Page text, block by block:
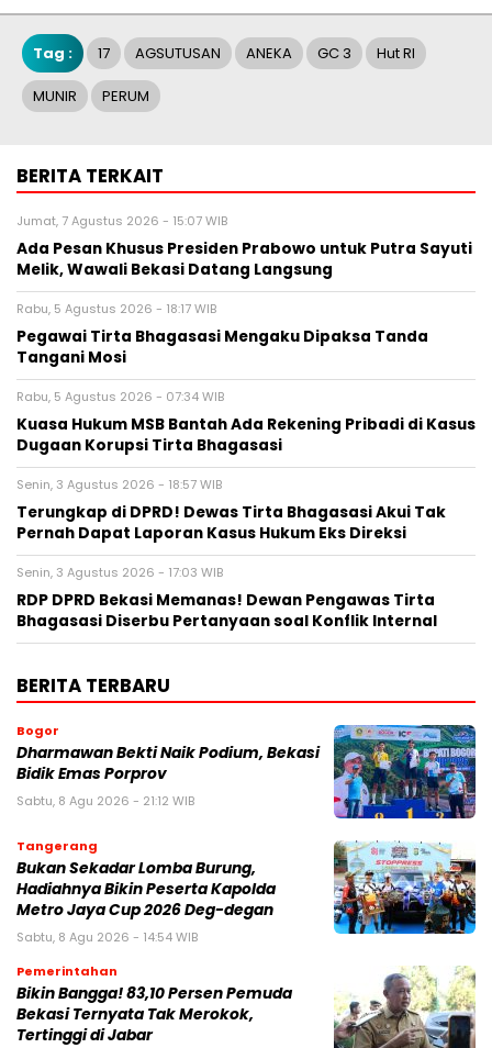
Tag : 17 AGSUTUSAN ANEKA GC 3 Hut RI
MUNIR PERUM
BERITA TERKAIT
Jumat, 7 Agustus 2026 - 15:07 WIB
Ada Pesan Khusus Presiden Prabowo untuk Putra Sayuti
Melik, Wawali Bekasi Datang Langsung
Rabu, 5 Agustus 2026 - 18:17 WIB
Pegawai Tirta Bhagasasi Mengaku Dipaksa Tanda
Tangani Mosi
Rabu, 5 Agustus 2026 - 07:34 WIB
Kuasa Hukum MSB Bantah Ada Rekening Pribadi di Kasus
Dugaan Korupsi Tirta Bhagasasi
Senin, 3 Agustus 2026 - 18:57 WIB
Terungkap di DPRD! Dewas Tirta Bhagasasi Akui Tak
Pernah Dapat Laporan Kasus Hukum Eks Direksi
Senin, 3 Agustus 2026 - 17:03 WIB
RDP DPRD Bekasi Memanas! Dewan Pengawas Tirta
Bhagasasi Diserbu Pertanyaan soal Konflik Internal
BERITA TERBARU
Bogor
Dharmawan Bekti Naik Podium, Bekasi
Bidik Emas Porprov
Sabtu, 8 Agu 2026 - 21:12 WIB
Tangerang
Bukan Sekadar Lomba Burung,
Hadiahnya Bikin Peserta Kapolda
Metro Jaya Cup 2026 Deg-degan
Sabtu, 8 Agu 2026 - 14:54 WIB
Pemerintahan
Bikin Bangga! 83,10 Persen Pemuda
Bekasi Ternyata Tak Merokok,
Tertinggi di Jabar